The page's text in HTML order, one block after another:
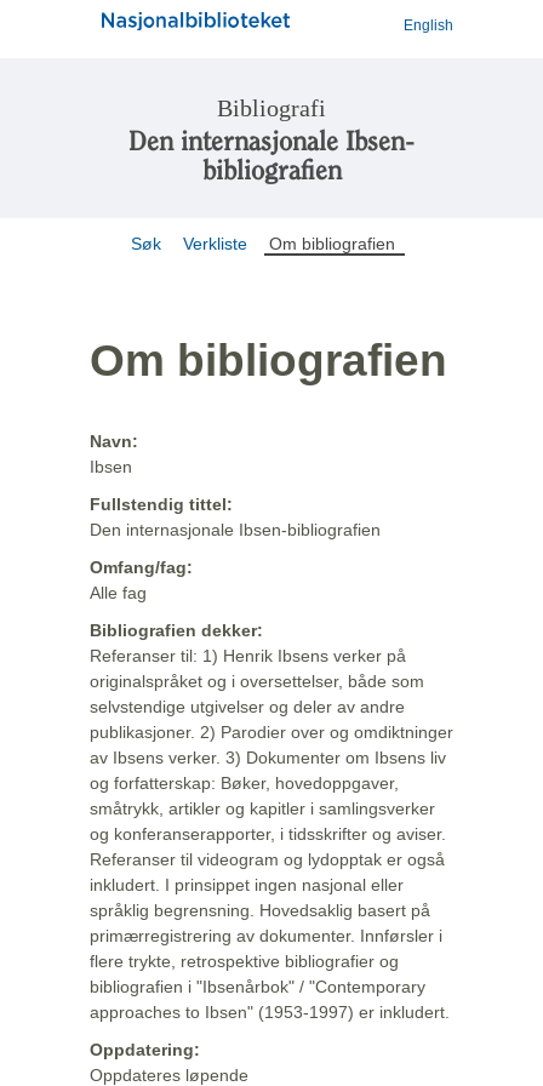
English
Bibliografi
Den internasjonale Ibsen-
bibliografien
Søk Verkliste Om bibliografien
Om bibliografien
Navn:
Ibsen
Fullstendig tittel:
Den internasjonale Ibsen-bibliografien
Omfang/fag:
Alle fag
Bibliografien dekker:
Referanser til: 1) Henrik Ibsens verker på
originalspråket og i oversettelser, både som
selvstendige utgivelser og deler av andre
publikasjoner. 2) Parodier over og omdiktninger
av Ibsens verker. 3) Dokumenter om Ibsens liv
og forfatterskap: Bøker, hovedoppgaver,
småtrykk, artikler og kapitler i samlingsverker
og konferanserapporter, i tidsskrifter og aviser.
Referanser til videogram og lydopptak er også
inkludert. I prinsippet ingen nasjonal eller
språklig begrensning. Hovedsaklig basert på
primærregistrering av dokumenter. Innførsler i
flere trykte, retrospektive bibliografier og
bibliografien i "Ibsenårbok" / "Contemporary
approaches to Ibsen" (1953-1997) er inkludert.
Oppdatering:
Oppdateres løpende